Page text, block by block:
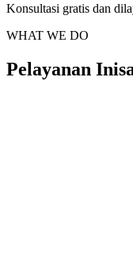
Konsultasi gratis dan
WHAT WE DO
Pelayanan